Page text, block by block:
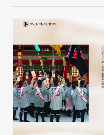
glitter8様 チラシ
印刷物
#アパレル・ファッション